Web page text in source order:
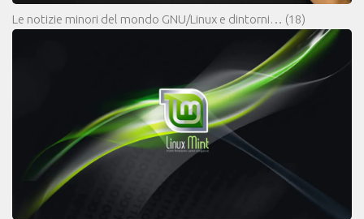
Le notizie minori del mondo GNU/Linux e dintorni… (18)